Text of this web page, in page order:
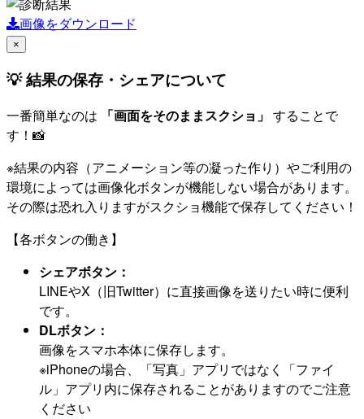
画像をダウンロード
×
💡 結果の保存・シェアについて
一番簡単なのは 「画面をそのままスクショ」 することで
す！📸
※結果の内容（アニメーション等の凝った作り）やご利用の
環境によっては画像化ボタンが機能しない場合があります。
その際は恐れ入りますがスクショ機能で保存してください！
【各ボタンの働き】
シェアボタン：
LINEやX（旧Twitter）に直接画像を送りたい時に便利
です。
DLボタン：
画像をスマホ本体に保存します。
※iPhoneの場合、「写真」アプリではなく「ファイ
ル」アプリ内に保存されることがありますのでご注意
ください